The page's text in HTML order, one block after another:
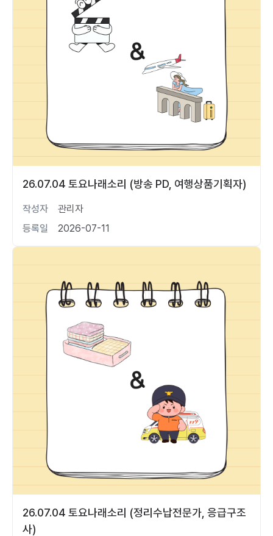
26.07.04 토요나래소리 (방송 PD, 여행상품기획자)
작성자
관리자
등록일
2026-07-11
26.07.04 토요나래소리 (정리수납전문가, 응급구조
사)